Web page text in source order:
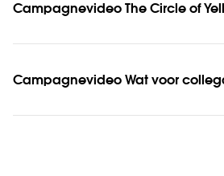
Campagnevideo The Circle of
Campagnevideo Wat voor